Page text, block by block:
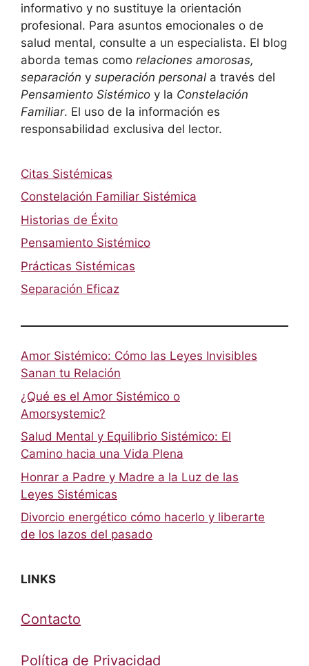
informativo y no sustituye la orientación
profesional. Para asuntos emocionales o de
salud mental, consulte a un especialista. El blog
aborda temas como relaciones amorosas,
separación y superación personal a través del
Pensamiento Sistémico y la Constelación
Familiar. El uso de la información es
responsabilidad exclusiva del lector.
Citas Sistémicas
Constelación Familiar Sistémica
Historias de Éxito
Pensamiento Sistémico
Prácticas Sistémicas
Separación Eficaz
Amor Sistémico: Cómo las Leyes Invisibles
Sanan tu Relación
¿Qué es el Amor Sistémico o
Amorsystemic?
Salud Mental y Equilibrio Sistémico: El
Camino hacia una Vida Plena
Honrar a Padre y Madre a la Luz de las
Leyes Sistémicas
Divorcio energético cómo hacerlo y liberarte
de los lazos del pasado
LINKS
Contacto
Política de Privacidad